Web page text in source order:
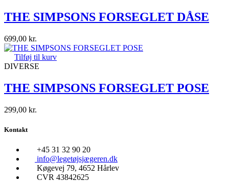
THE SIMPSONS FORSEGLET DÅSE
699,00 kr.
Tilføj til kurv
DIVERSE
THE SIMPSONS FORSEGLET POSE
299,00 kr.
Kontakt
+45 31 32 90 20
info@legetøjsjægeren.dk
Køgevej 79, 4652 Hårlev
CVR 43842625